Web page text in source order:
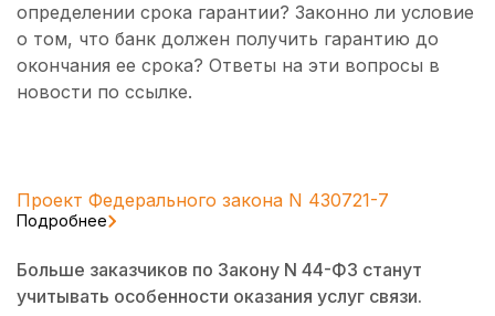
определении срока гарантии? Законно ли условие
о том, что банк должен получить гарантию до
окончания ее срока? Ответы на эти вопросы в
новости по ссылке.
Проект Федерального закона N 430721-7
Подробнее
Больше заказчиков по Закону N 44-ФЗ станут
учитывать особенности оказания услуг связи.